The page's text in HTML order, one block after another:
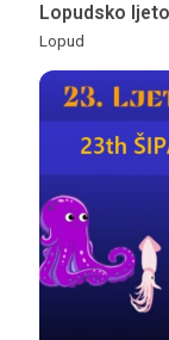
Lopudsko
Lopud